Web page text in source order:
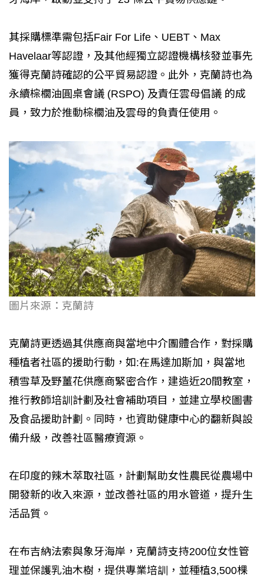
其採購標準需包括Fair For Life、UEBT、Max
Havelaar等認證，及其他經獨立認證機構核發並事先
獲得克蘭詩確認的公平貿易認證。此外，克蘭詩也為
永續棕櫚油圓桌會議 (RSPO) 及責任雲母倡議 的成
員，致力於推動棕櫚油及雲母的負責任使用。
圖片來源：克蘭詩
克蘭詩更透過其供應商與當地中介團體合作，對採購
種植者社區的援助行動，如:在馬達加斯加，與當地
積雪草及野薑花供應商緊密合作，建造近20間教室，
推行教師培訓計劃及社會補助項目，並建立學校圖書
及食品援助計劃。同時，也資助健康中心的翻新與設
備升級，改善社區醫療資源。
在印度的辣木萃取社區，計劃幫助女性農民從農場中
開發新的收入來源，並改善社區的用水管道，提升生
活品質。
在布吉納法索與象牙海岸，克蘭詩支持200位女性管
理並保護乳油木樹，提供專業培訓，並種植3,500棵